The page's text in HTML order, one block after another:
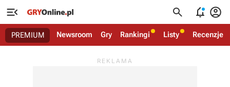
   
PREMIUM Newsroom Gry Rankingi Listy Recenzje